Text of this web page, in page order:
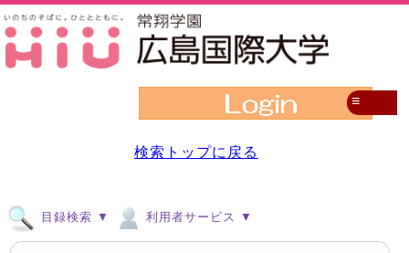
検索トップに戻る
目録検索 ▼ 利用者サービス ▼
≡